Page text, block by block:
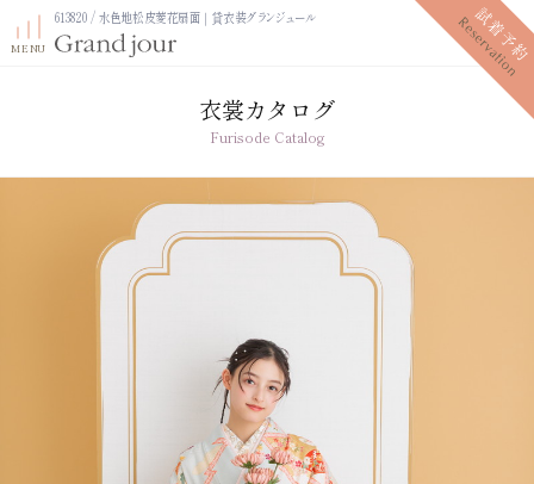
613820 / 水色地松皮菱花扇面｜貸衣装グランジュール
振袖レンタルプラン
写真だけの成人式プラン
衣裳カタログ
Furisode Catalog